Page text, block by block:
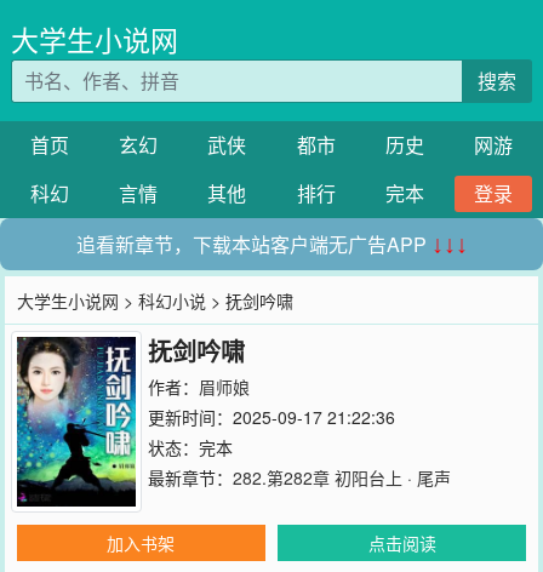
大学生小说网
搜索
首页 玄幻 武侠 都市 历史
网游
科幻
言情 其他 排行 完本
登录
追看新章节，下载本站客户端无广告APP ↓↓↓
大学生小说网 >科幻小说 > 抚剑吟啸
抚剑吟啸
作者： 眉师娘
更新时间：2025-09-17 21:22:36
状态：完本
最新章节： 282.第282章 初阳台上 · 尾声
加入书架
点击阅读